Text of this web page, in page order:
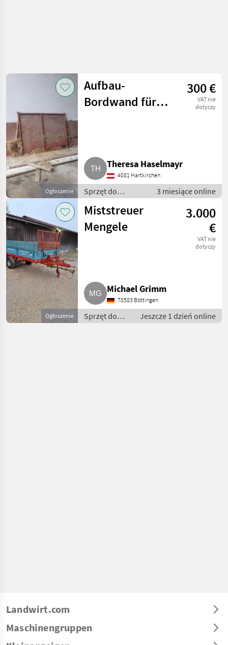
Ogłoszenie
Aufbau-
Bordwand für
300 €
VAT nie
dotyczy
Theresa Haselmayr
4081 Hartkirchen
Sprzęt do
nawożenia i
nawadniania /
Rozsiewacze
kompostu i
3 miesiące online
Ogłoszenie
Miststreuer
Mengele
3.000
€
VAT nie
dotyczy
Michael Grimm
78583 Böttingen
Sprzęt do
nawożenia i
Jeszcze 1 dzień online
Landwirt.com
Maschinengruppen